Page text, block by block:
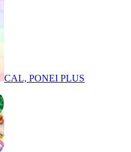
CAL, PONEI PLUS